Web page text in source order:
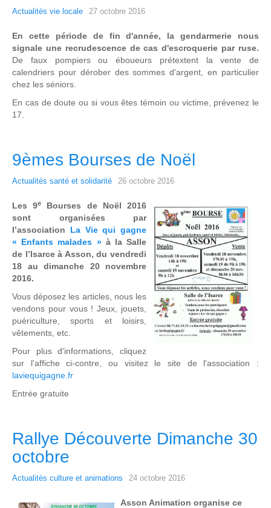
Actualités vie locale 27 octobre 2016
En cette période de fin d'année, la gendarmerie nous
signale une recrudescence de cas d'escroquerie par ruse.
De faux pompiers ou éboueurs prétextent la vente de
calendriers pour dérober des sommes d'argent, en particulier
chez les séniors.
En cas de doute ou si vous êtes témoin ou victime, prévenez le
17.
9èmes Bourses de Noël
Actualités santé et solidarité 26 octobre 2016
Les 9e
Bourses de Noël 2016
sont organisées par
l’association La Vie qui gagne
« Enfants malades »à la Salle
de l’Isarce à Asson, du vendredi
18 au dimanche 20 novembre
2016.
Vous déposez les articles, nous les
vendons pour vous ! Jeux, jouets,
puériculture, sports et loisirs,
vêtements, etc.
Pour plus d'informations, cliquez
sur l'affiche ci-contre, ou visitez le site de l'association :
laviequigagne.fr
Entrée gratuite
Rallye Découverte Dimanche 30
octobre
Actualités culture et animations 24 octobre 2016
Asson Animation organise ce